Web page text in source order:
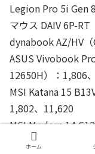
Legion Pro 5i Gen
マウス DAIV 6P-
dynabook AZ/HV
ASUS Vivobook
12650H）：1,806
MSI Katana 15
1,802、11,620
MSI Modern 14
ASUS ROG Ally（
ホーム